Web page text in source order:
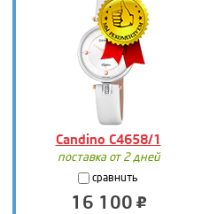
Candino C4658/1
поставка от 2 дней
сравнить
16 100